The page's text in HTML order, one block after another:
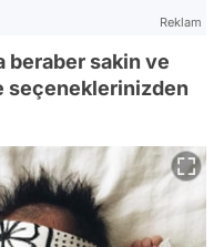
Reklam
beraber sakin ve
seçeneklerinizden